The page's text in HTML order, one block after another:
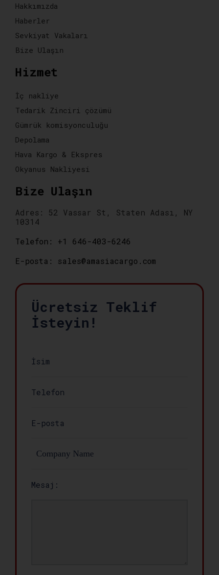
Hakkımızda
Haberler
Sevkiyat Vakaları
Bize Ulaşın
Hizmet
İç nakliye
Tedarik Zinciri çözümü
Gümrük komisyonculuğu
Depolama
Hava Kargo & Ekspres
Okyanus Nakliyesi
Bize Ulaşın
Adres: 52 Vassar St, Staten Adası, NY
10314
Telefon: +1 646-403-6246
E-posta: sales@amasiacargo.com
Ücretsiz Teklif
İsteyin!
Mesaj: